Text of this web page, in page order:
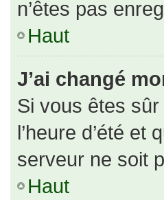
n’êtes pas
Haut
J’ai changé
Si vous êtes
l’heure d’été et
serveur ne soit
Haut